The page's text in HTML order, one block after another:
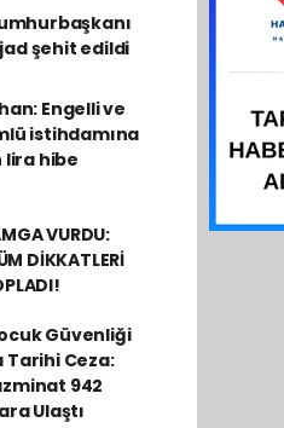
şehit edildi
Engelli ve
istihdamına
lira hibe
VURDU:
DİKKATLERİ
Güvenliği
Tarihi Ceza:
942
Ulaştı